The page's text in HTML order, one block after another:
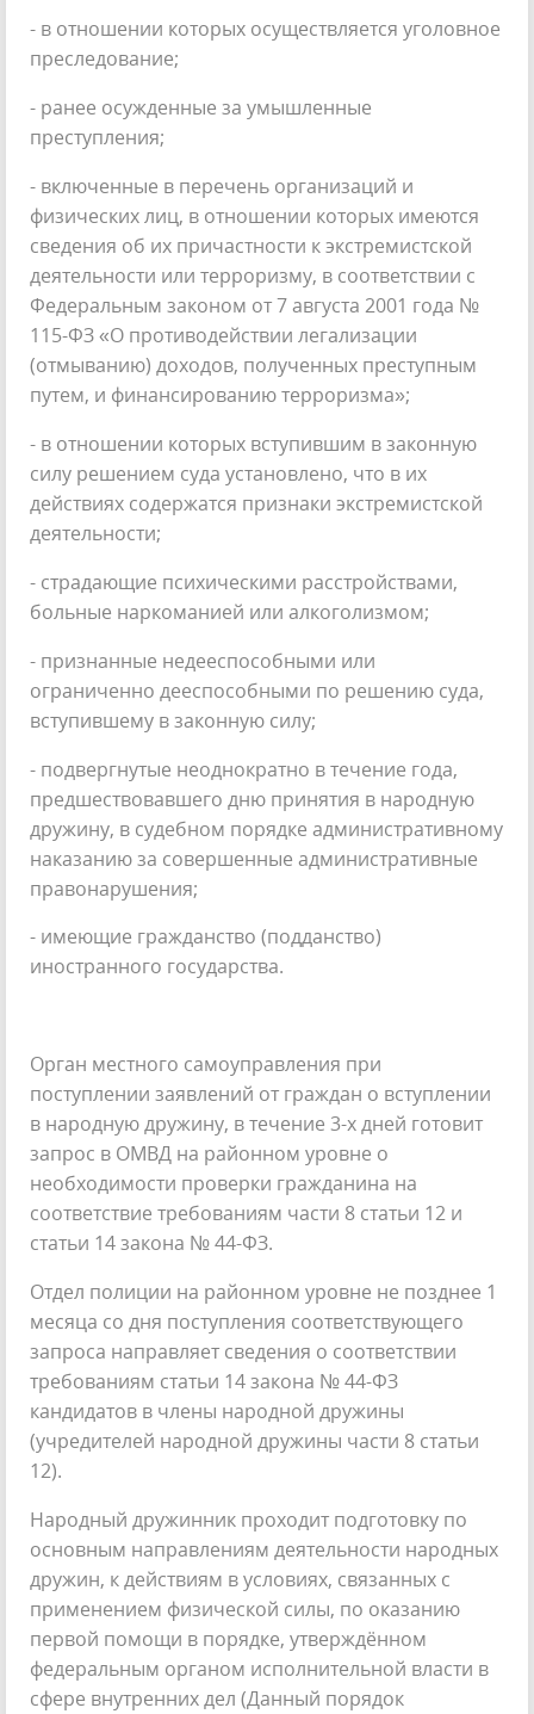
- в отношении которых осуществляется уголовное
преследование;
- ранее осужденные за умышленные
преступления;
- включенные в перечень организаций и
физических лиц, в отношении которых имеются
сведения об их причастности к экстремистской
деятельности или терроризму, в соответствии с
Федеральным законом от 7 августа 2001 года №
115-ФЗ «О противодействии легализации
(отмыванию) доходов, полученных преступным
путем, и финансированию терроризма»;
- в отношении которых вступившим в законную
силу решением суда установлено, что в их
действиях содержатся признаки экстремистской
деятельности;
- страдающие психическими расстройствами,
больные наркоманией или алкоголизмом;
- признанные недееспособными или
ограниченно дееспособными по решению суда,
вступившему в законную силу;
- подвергнутые неоднократно в течение года,
предшествовавшего дню принятия в народную
дружину, в судебном порядке административному
наказанию за совершенные административные
правонарушения;
- имеющие гражданство (подданство)
иностранного государства.
Орган местного самоуправления при
поступлении заявлений от граждан о вступлении
в народную дружину, в течение 3-х дней готовит
запрос в ОМВД на районном уровне о
необходимости проверки гражданина на
соответствие требованиям части 8 статьи 12 и
статьи 14 закона № 44-ФЗ.
Отдел полиции на районном уровне не позднее 1
месяца со дня поступления соответствующего
запроса направляет сведения о соответствии
требованиям статьи 14 закона № 44-ФЗ
кандидатов в члены народной дружины
(учредителей народной дружины части 8 статьи
12).
Народный дружинник проходит подготовку по
основным направлениям деятельности народных
дружин, к действиям в условиях, связанных с
применением физической силы, по оказанию
первой помощи в порядке, утверждённом
федеральным органом исполнительной власти в
сфере внутренних дел (Данный порядок